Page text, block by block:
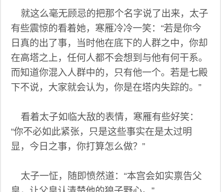
就这么毫无顾忌的把那个名字说了出来，太子
有些震惊的看着她，寒雁冷冷一笑：“若是你今
日真的出了事，当时他在底下的人群之中，你却
在高塔之上，任何人都不会想到与他有何干系。
而知道你混入人群中的，只有他一个。若是七殿
下不说，大家就会认为，你是在塔内失踪的。”
看着太子如临大敌的表情，寒雁有些好笑：
“你不必如此紧张，只是这些事实在是太过明
显，今日之事，你打算怎么做？”
太子一怔，随即愤然道：“本宫会如实禀告父